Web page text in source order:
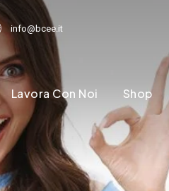
info@bcee.it
Lavora Con Noi Shop